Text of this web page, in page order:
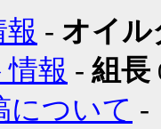
- オイル
情報 - 組長
について -